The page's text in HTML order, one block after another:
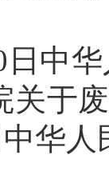
日中
关于
华